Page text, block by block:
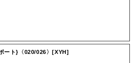
ート}〈020/026〉[XYH]